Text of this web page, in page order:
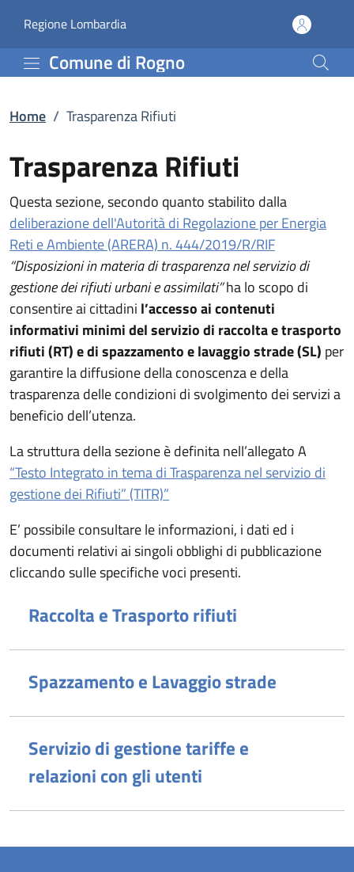
Trasparenza Rifiuti |
Regione Lombardia(apre in un'altra scheda).
Comune di Rogno
Home / Trasparenza Rifiuti
Trasparenza Rifiuti
Questa sezione, secondo quanto stabilito dalla
deliberazione dell'Autorità di Regolazione per Energia
Reti e Ambiente (ARERA) n. 444/2019/R/RIF
“Disposizioni in materia di trasparenza nel servizio di
gestione dei rifiuti urbani e assimilati”ha lo scopo di
consentire ai cittadini l’accesso ai contenuti
informativi minimi del servizio di raccolta e trasporto
rifiuti (RT) e di spazzamento e lavaggio strade (SL) per
garantire la diffusione della conoscenza e della
trasparenza delle condizioni di svolgimento dei servizi a
beneficio dell’utenza.
La struttura della sezione è definita nell’allegato A
“Testo Integrato in tema di Trasparenza nel servizio di
gestione dei Rifiuti” (TITR)”
E’ possibile consultare le informazioni, i dati ed i
documenti relativi ai singoli obblighi di pubblicazione
cliccando sulle specifiche voci presenti.
Raccolta e Trasporto rifiuti
Spazzamento e Lavaggio strade
Servizio di gestione tariffe e
relazioni con gli utenti